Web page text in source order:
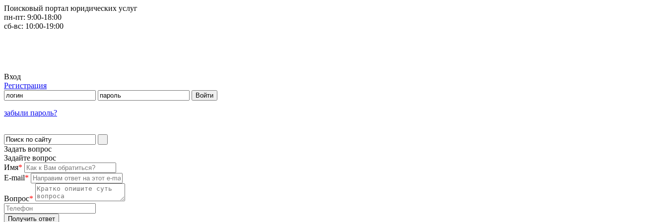
Поисковый портал юридических услуг
пн-пт: 9:00-18:00
сб-вс: 10:00-19:00
Вход
Регистрация
забыли пароль?
Задать вопрос
Задайте вопрос
Имя*
E-mail*
Вопрос*